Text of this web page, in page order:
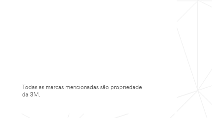
Todas as marcas mencionadas são propriedade
da 3M.